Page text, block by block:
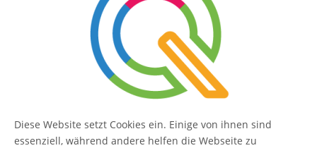
Diese Website setzt Cookies ein. Einige von ihnen sind
essenziell, während andere helfen die Webseite zu